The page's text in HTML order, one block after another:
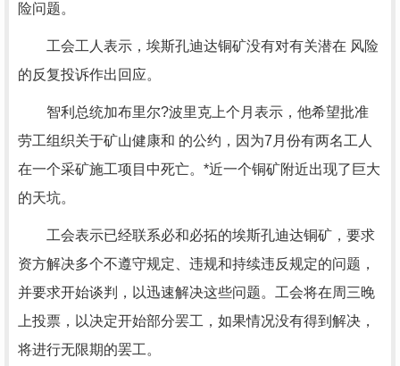
险问题。
工会工人表示，埃斯孔迪达铜矿没有对有关潜在 风险
的反复投诉作出回应。
智利总统加布里尔?波里克上个月表示，他希望批准
劳工组织关于矿山健康和 的公约，因为7月份有两名工人
在一个采矿施工项目中死亡。*近一个铜矿附近出现了巨大
的天坑。
工会表示已经联系必和必拓的埃斯孔迪达铜矿，要求
资方解决多个不遵守规定、违规和持续违反规定的问题，
并要求开始谈判，以迅速解决这些问题。工会将在周三晚
上投票，以决定开始部分罢工，如果情况没有得到解决，
将进行无限期的罢工。